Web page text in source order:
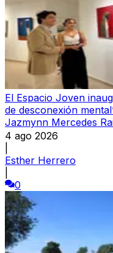
El Espacio Joven
de desconexión
Jazmynn Mercedes
4 ago 2026
Esther Herrero
0